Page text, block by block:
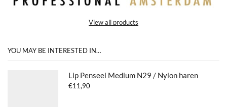
View all products
YOU MAY BE INTERESTED IN…
Lip Penseel Medium N29 / Nylon haren
€11,90